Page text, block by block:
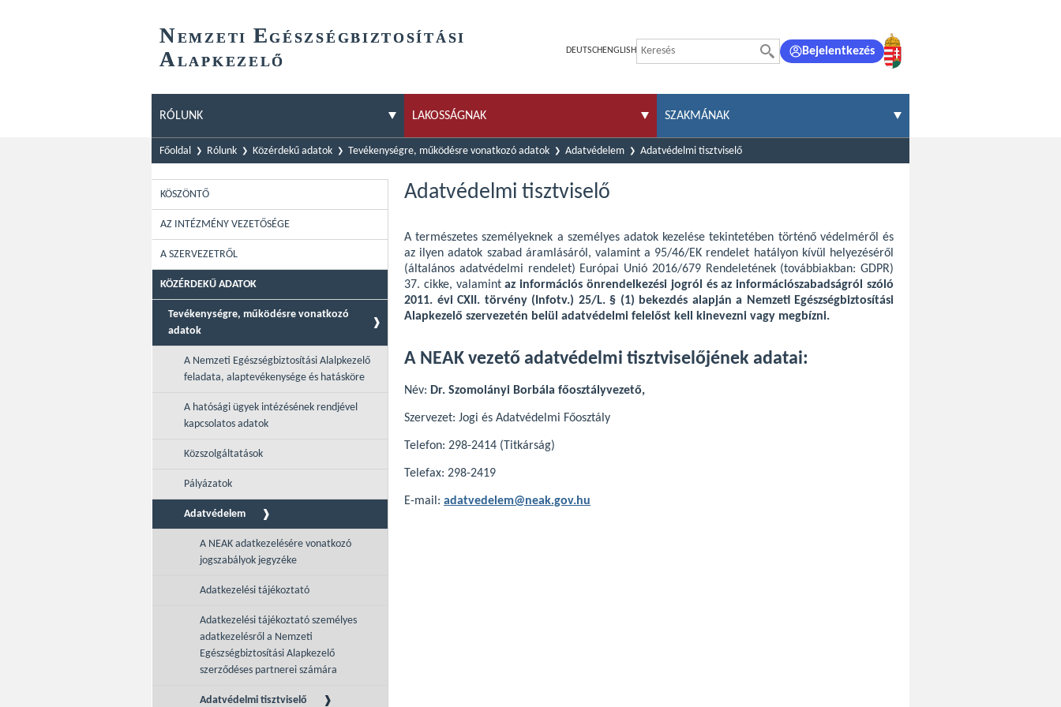
NEMZETI EGÉSZSÉGBIZTOSÍTÁSI
ALAPKEZELŐ
DEUTSCH ENGLISH Bejelentkezés
RÓLUNK LAKOSSÁGNAK SZAKMÁNAK
Főoldal Rólunk Közérdekű adatok Tevékenységre, működésre vonatkozó adatok Adatvédelem Adatvédelmi tisztviselő
KÖSZÖNTŐ
AZ INTÉZMÉNY VEZETŐSÉGE
A SZERVEZETRŐL
KÖZÉRDEKŰ ADATOK
Tevékenységre, működésre vonatkozó
adatok
A Nemzeti Egészségbiztosítási Alalpkezelő
feladata, alaptevékenysége és hatásköre
A hatósági ügyek intézésének rendjével
kapcsolatos adatok
Közszolgáltatások
Pályázatok
Adatvédelem
A NEAK adatkezelésére vonatkozó
jogszabályok jegyzéke
Adatkezelési tájékoztató
Adatkezelési tájékoztató személyes
adatkezelésről a Nemzeti
Egészségbiztosítási Alapkezelő
szerződéses partnerei számára
Adatvédelmi tisztviselő
Adatvédelmi tisztviselő
A természetes személyeknek a személyes adatok kezelése tekintetében történő védelméről és
az ilyen adatok szabad áramlásáról, valamint a 95/46/EK rendelet hatályon kívül helyezéséről
(általános adatvédelmi rendelet) Európai Unió 2016/679 Rendeletének (továbbiakban: GDPR)
37. cikke, valamintaz információs önrendelkezési jogról és az információszabadságról szóló
2011. évi CXII. törvény (Infotv.) 25/L. § (1) bekezdés alapján a Nemzeti Egészségbiztosítási
Alapkezelő szervezetén belül adatvédelmi felelőst kell kinevezni vagy megbízni.
A NEAK vezető adatvédelmi tisztviselőjének adatai:
Név: Dr. Szomolányi Borbála főosztályvezető,
Szervezet: Jogi és Adatvédelmi Főosztály
Telefon: 298-2414 (Titkárság)
Telefax: 298-2419
E-mail: adatvedelem@neak.gov.hu